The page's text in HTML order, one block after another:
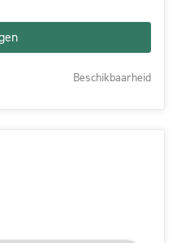
Beschikbaarheid